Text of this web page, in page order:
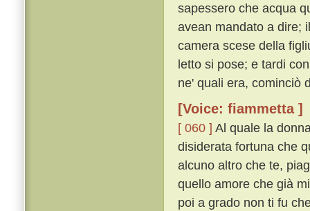
sapessero che acqua
avean mandato a dire;
camera scese della
letto si pose; e tardi
ne' quali era, cominciò
[Voice: fiammetta ]
[ 060 ] Al quale la
disiderata fortuna che
alcuno altro che te,
quello amore che già
poi a grado non ti fu